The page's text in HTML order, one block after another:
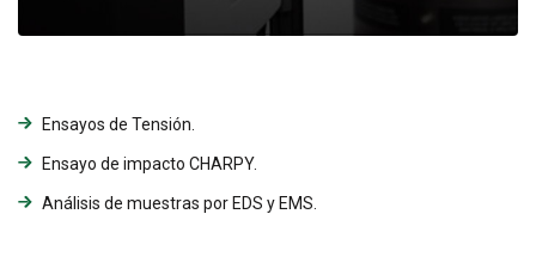
Ensayos de Tensión.
Ensayo de impacto CHARPY.
Análisis de muestras por EDS y EMS.